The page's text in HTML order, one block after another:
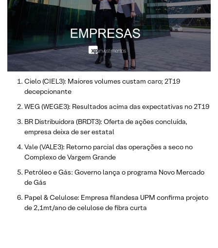
Cielo (CIEL3): Maiores volumes custam caro; 2T19
decepcionante
WEG (WEGE3): Resultados acima das expectativas no 2T19
BR Distribuidora (BRDT3): Oferta de ações concluída,
empresa deixa de ser estatal
Vale (VALE3): Retorno parcial das operações a seco no
Complexo de Vargem Grande
Petróleo e Gás: Governo lança o programa Novo Mercado
de Gás
Papel & Celulose: Empresa filandesa UPM confirma projeto
de 2,1mt/ano de celulose de fibra curta